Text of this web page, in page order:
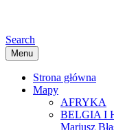
Search
Menu
Strona główna
Mapy
AFRYKA
BELGIA I
Mariusz